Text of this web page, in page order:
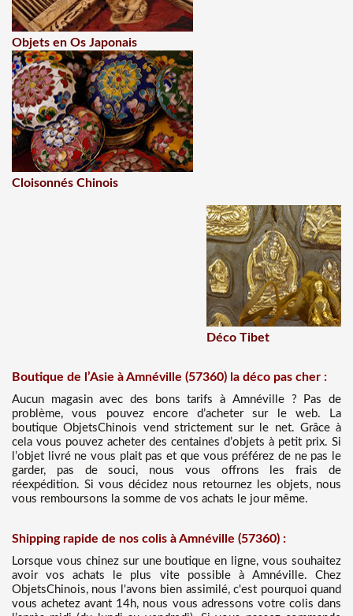
Objets en Os Japonais
Cloisonnés Chinois
Déco Tibet
Boutique de l’Asie à Amnéville (57360) la déco pas cher :
Aucun magasin avec des bons tarifs à Amnéville ? Pas de
problème, vous pouvez encore d’acheter sur le web. La
boutique ObjetsChinois vend strictement sur le net. Grâce à
cela vous pouvez acheter des centaines d’objets à petit prix. Si
l’objet livré ne vous plait pas et que vous préférez de ne pas le
garder, pas de souci, nous vous offrons les frais de
réexpédition. Si vous décidez nous retournez les objets, nous
vous remboursons la somme de vos achats le jour même.
Shipping rapide de nos colis à Amnéville (57360) :
Lorsque vous chinez sur une boutique en ligne, vous souhaitez
avoir vos achats le plus vite possible à Amnéville. Chez
ObjetsChinois, nous l'avons bien assimilé, c'est pourquoi quand
vous achetez avant 14h, nous vous adressons votre colis dans